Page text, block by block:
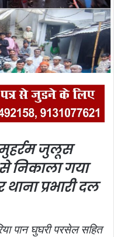
जुलूस
निकाला गया
प्रभारी दल
पान घुघरी परसेल सहित